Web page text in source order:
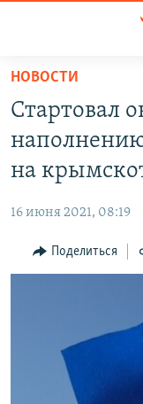
Вернуться
основному
содержанию
главной
Вернутся
СПЕЦПРОЕКТЫ
11 ЛЕТ ОККУПАЦИИ
ЕЩЕ
ИНТЕРАКТИВ
ТЕЛЕПРОЕКТ
СОВЕТЫ
ПРОПАВШИЕ БЕЗ
РАДІО СВОБОДА
Українською
Qırımtatar
НОВОСТИ
Стартовал
на
16 июня 2021, 08:19
Поделиться